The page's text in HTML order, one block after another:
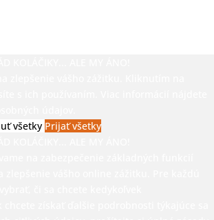
všetky Prijať všetky